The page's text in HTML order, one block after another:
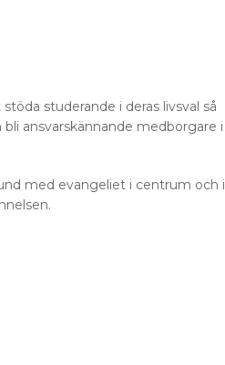
studerande i deras livsval så
ansvarskännande medborgare i
med evangeliet i centrum och i